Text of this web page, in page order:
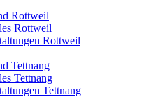
Rottweil
Rottweil
Rottweil
Tettnang
Tettnang
Tettnang